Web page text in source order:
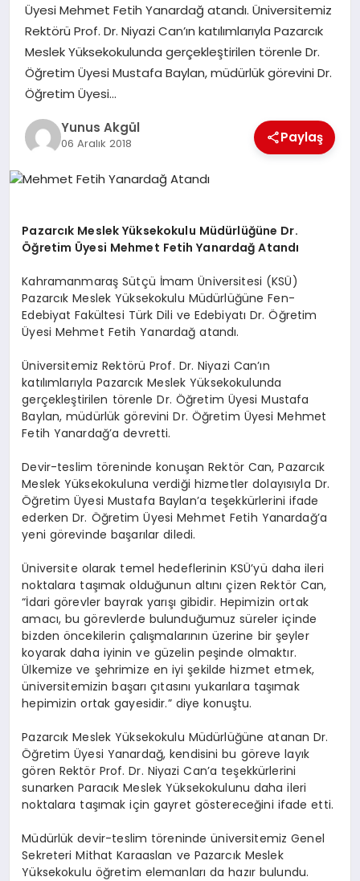
GÖKSUN
TÜRKOĞLU
Üyesi Mehmet Fetih Yanardağ atandı. Üniversitemiz
Rektörü Prof. Dr. Niyazi Can’ın katılımlarıyla Pazarcık
Meslek Yüksekokulunda gerçekleştirilen törenle Dr.
Öğretim Üyesi Mustafa Baylan, müdürlük görevini Dr.
Öğretim Üyesi…
Yunus Akgül
06 Aralık 2018 Paylaş
Pazarcık Meslek Yüksekokulu Müdürlüğüne Dr.
Öğretim Üyesi Mehmet Fetih Yanardağ Atandı
Kahramanmaraş Sütçü İmam Üniversitesi (KSÜ)
Pazarcık Meslek Yüksekokulu Müdürlüğüne Fen-
Edebiyat Fakültesi Türk Dili ve Edebiyatı Dr. Öğretim
Üyesi Mehmet Fetih Yanardağ atandı.
Üniversitemiz Rektörü Prof. Dr. Niyazi Can’ın
katılımlarıyla Pazarcık Meslek Yüksekokulunda
gerçekleştirilen törenle Dr. Öğretim Üyesi Mustafa
Baylan, müdürlük görevini Dr. Öğretim Üyesi Mehmet
Fetih Yanardağ’a devretti.
Devir-teslim töreninde konuşan Rektör Can, Pazarcık
Meslek Yüksekokuluna verdiği hizmetler dolayısıyla Dr.
Öğretim Üyesi Mustafa Baylan’a teşekkürlerini ifade
ederken Dr. Öğretim Üyesi Mehmet Fetih Yanardağ’a
yeni görevinde başarılar diledi.
Üniversite olarak temel hedeflerinin KSÜ’yü daha ileri
noktalara taşımak olduğunun altını çizen Rektör Can,
“İdari görevler bayrak yarışı gibidir. Hepimizin ortak
amacı, bu görevlerde bulunduğumuz süreler içinde
bizden öncekilerin çalışmalarının üzerine bir şeyler
koyarak daha iyinin ve güzelin peşinde olmaktır.
Ülkemize ve şehrimize en iyi şekilde hizmet etmek,
üniversitemizin başarı çıtasını yukarılara taşımak
hepimizin ortak gayesidir.” diye konuştu.
Pazarcık Meslek Yüksekokulu Müdürlüğüne atanan Dr.
Öğretim Üyesi Yanardağ, kendisini bu göreve layık
gören Rektör Prof. Dr. Niyazi Can’a teşekkürlerini
sunarken Paracık Meslek Yüksekokulunu daha ileri
noktalara taşımak için gayret göstereceğini ifade etti.
Müdürlük devir-teslim töreninde üniversitemiz Genel
Sekreteri Mithat Karaaslan ve Pazarcık Meslek
Yüksekokulu öğretim elemanları da hazır bulundu.